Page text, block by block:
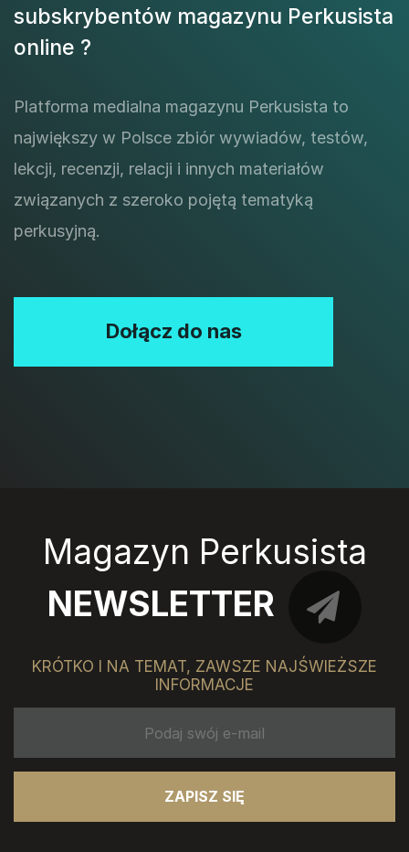
subskrybentów magazynu Perkusista
online ?
Platforma medialna magazynu Perkusista to
największy w Polsce zbiór wywiadów, testów,
lekcji, recenzji, relacji i innych materiałów
związanych z szeroko pojętą tematyką
perkusyjną.
Dołącz do nas
Magazyn Perkusista
NEWSLETTER
KRÓTKO I NA TEMAT, ZAWSZE NAJŚWIEŻSZE
INFORMACJE
ZAPISZ SIĘ